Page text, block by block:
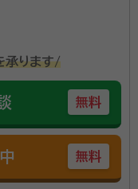
ください。
承ります/
無料
無料